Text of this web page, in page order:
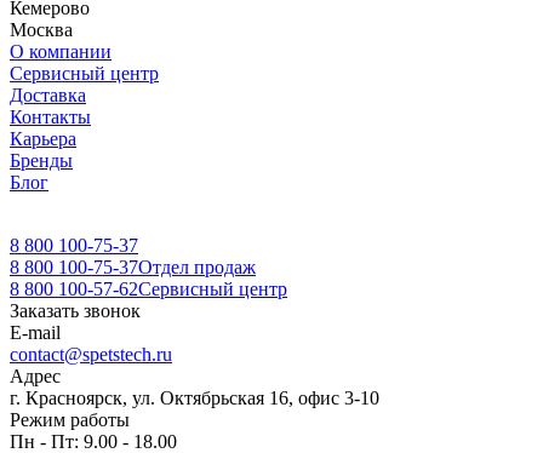
Кемерово
Москва
О компании
Сервисный центр
Доставка
Контакты
Карьера
Бренды
Блог
8 800 100-75-37
8 800 100-75-37Отдел продаж
8 800 100-57-62Сервисный центр
Заказать звонок
E-mail
contact@spetstech.ru
Адрес
г. Красноярск, ул. Октябрьская 16, офис 3-10
Режим работы
Пн - Пт: 9.00 - 18.00